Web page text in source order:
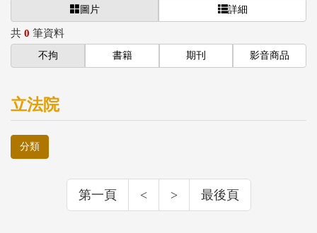
圖片 詳細
共 0 筆資料
不拘 書籍 期刊 影音商品
立法院
分類
第一頁 < > 最後頁